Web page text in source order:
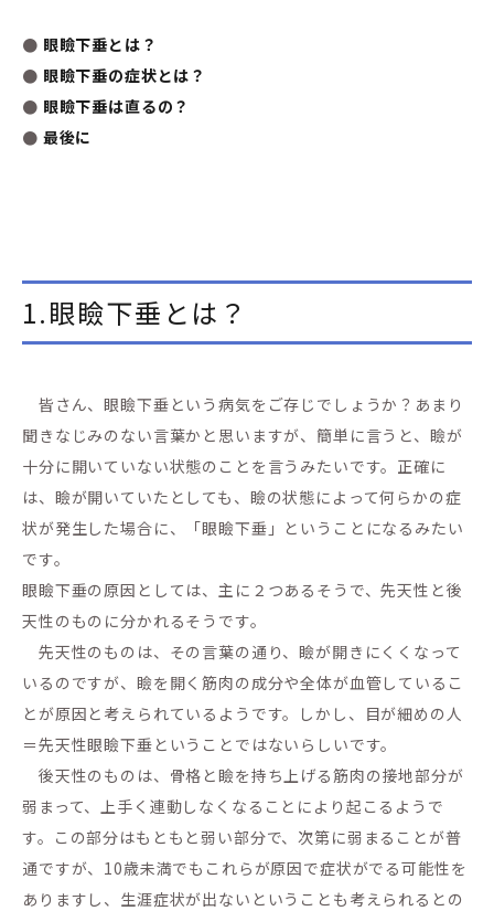
● 眼瞼下垂とは？
● 眼瞼下垂の症状とは？
● 眼瞼下垂は直るの？
● 最後に
1.眼瞼下垂とは？
皆さん、眼瞼下垂という病気をご存じでしょうか？あまり
聞きなじみのない言葉かと思いますが、簡単に言うと、瞼が
十分に開いていない状態のことを言うみたいです。正確に
は、瞼が開いていたとしても、瞼の状態によって何らかの症
状が発生した場合に、「眼瞼下垂」ということになるみたい
です。
眼瞼下垂の原因としては、主に２つあるそうで、先天性と後
天性のものに分かれるそうです。
先天性のものは、その言葉の通り、瞼が開きにくくなって
いるのですが、瞼を開く筋肉の成分や全体が血管しているこ
とが原因と考えられているようです。しかし、目が細めの人
＝先天性眼瞼下垂ということではないらしいです。
後天性のものは、骨格と瞼を持ち上げる筋肉の接地部分が
弱まって、上手く連動しなくなることにより起こるようで
す。この部分はもともと弱い部分で、次第に弱まることが普
通ですが、10歳未満でもこれらが原因で症状がでる可能性を
ありますし、生涯症状が出ないということも考えられるとの